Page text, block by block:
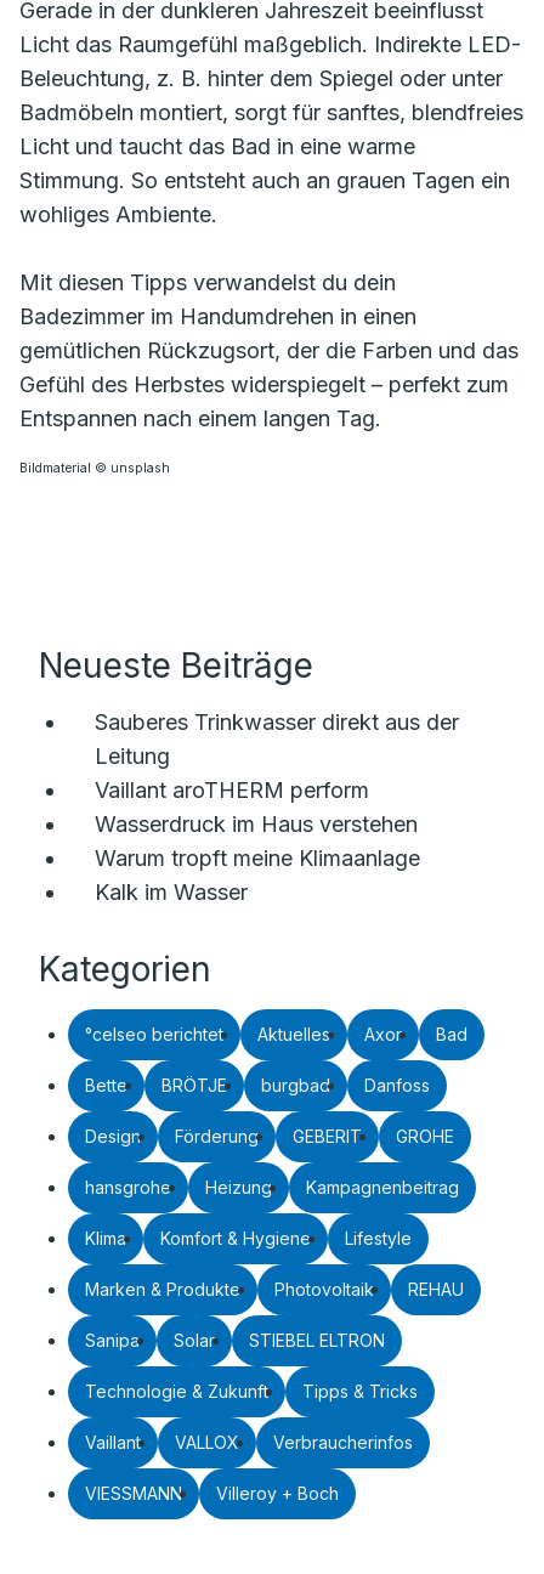
Gerade in der dunkleren Jahreszeit beeinflusst
Licht das Raumgefühl maßgeblich. Indirekte LED-
Beleuchtung, z. B. hinter dem Spiegel oder unter
Badmöbeln montiert, sorgt für sanftes, blendfreies
Licht und taucht das Bad in eine warme
Stimmung. So entsteht auch an grauen Tagen ein
wohliges Ambiente.
Mit diesen Tipps verwandelst du dein
Badezimmer im Handumdrehen in einen
gemütlichen Rückzugsort, der die Farben und das
Gefühl des Herbstes widerspiegelt – perfekt zum
Entspannen nach einem langen Tag.
Bildmaterial © unsplash
Neueste Beiträge
Sauberes Trinkwasser direkt aus der
Leitung
Vaillant aroTHERM perform
Wasserdruck im Haus verstehen
Warum tropft meine Klimaanlage
Kalk im Wasser
Kategorien
°celseo berichtet Aktuelles Axor Bad
Bette BRÖTJE burgbad Danfoss
Design Förderung GEBERIT GROHE
hansgrohe Heizung Kampagnenbeitrag
Klima Komfort & Hygiene Lifestyle
Marken & Produkte Photovoltaik REHAU
Sanipa Solar STIEBEL ELTRON
Technologie & Zukunft Tipps & Tricks
Vaillant VALLOX Verbraucherinfos
VIESSMANN Villeroy + Boch